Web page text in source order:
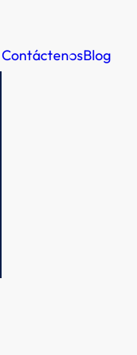
ContáctenosBlog